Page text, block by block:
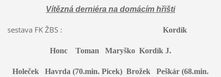
Vítězná derniéra na domácím hřišti
sestava FK ŽBS : Kordík
Honc Toman Maryško Kordík J.
Holeček Havrda (70.min. Picek) Brožek Peškár (68.min.